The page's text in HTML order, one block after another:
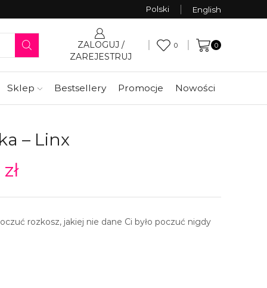
Polski English
ZALOGUJ /
ZAREJESTRUJ
0 0
Sklep Bestsellery Promocje Nowości
– Linx
zł
rozkosz, jakiej nie dane Ci było poczuć nigdy